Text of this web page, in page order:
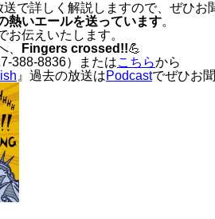
で詳しく解説しますので、ぜひお
熱いエールを送っています。
伝えいたします。
、
Fingers crossed!!💪
388-8836）またはこちらから
』過去の放送はPodcastでぜひお